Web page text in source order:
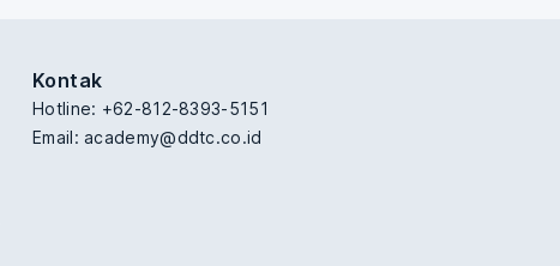
Kontak
Hotline: +62-812-8393-5151
Email:academy@ddtc.co.id